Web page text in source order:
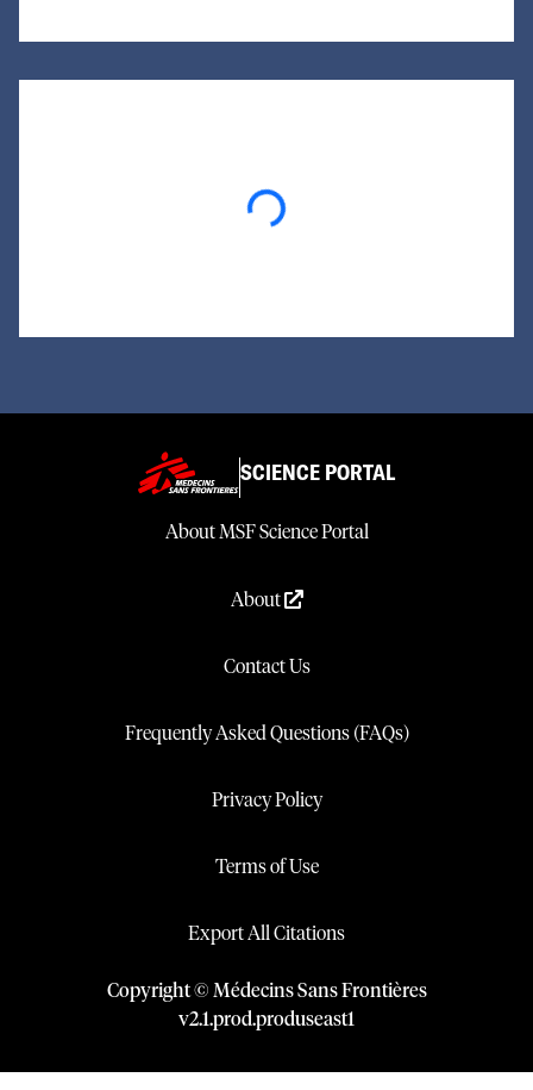
Loading...
SCIENCE PORTAL
About MSF Science Portal
About
Contact Us
Frequently Asked Questions (FAQs)
Privacy Policy
Terms of Use
Export All Citations
Copyright © Médecins Sans Frontières
v2.1.prod.produseast1